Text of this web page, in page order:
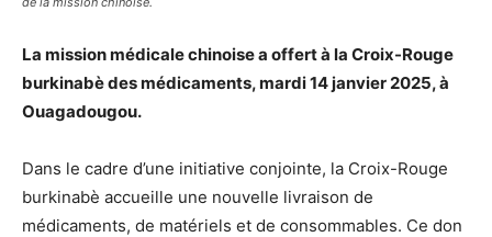
La mission médicale chinoise a offert à la Croix-Rouge
burkinabè des médicaments, mardi 14 janvier 2025, à
Ouagadougou.
Dans le cadre d’une initiative conjointe, la Croix-Rouge
burkinabè accueille une nouvelle livraison de
médicaments, de matériels et de consommables. Ce don